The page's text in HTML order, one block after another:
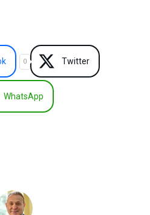
0 Twitter
WhatsApp